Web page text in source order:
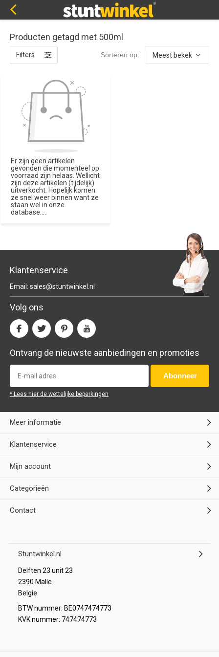
Producten getagd met 500ml
Filters Sorteren op:
Er zijn geen artikelen
gevonden die momenteel op
voorraad zijn helaas. Wellicht
zijn deze artikelen (tijdelijk)
uitverkocht. Hopelijk komen
ze snel weer binnen want ze
staan wel in onze
database....
Klantenservice
Email: sales@stuntwinkel.nl
Volg ons
Ontvang de nieuwste aanbiedingen en promoties
Abonneer
* Lees hier de wettelijke beperkingen
Meer informatie
Klantenservice
Mijn account
Categorieën
Contact
Stuntwinkel.nl
Delften 23 unit 23
2390 Malle
Belgie
BTW nummer: BE0747474773
KVK nummer: 747474773